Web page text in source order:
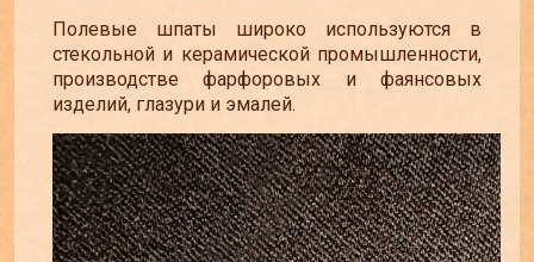
Полевые шпаты широко используются в
стекольной и керамической промышленности,
производстве фарфоровых и фаянсовых
изделий, глазури и эмалей.